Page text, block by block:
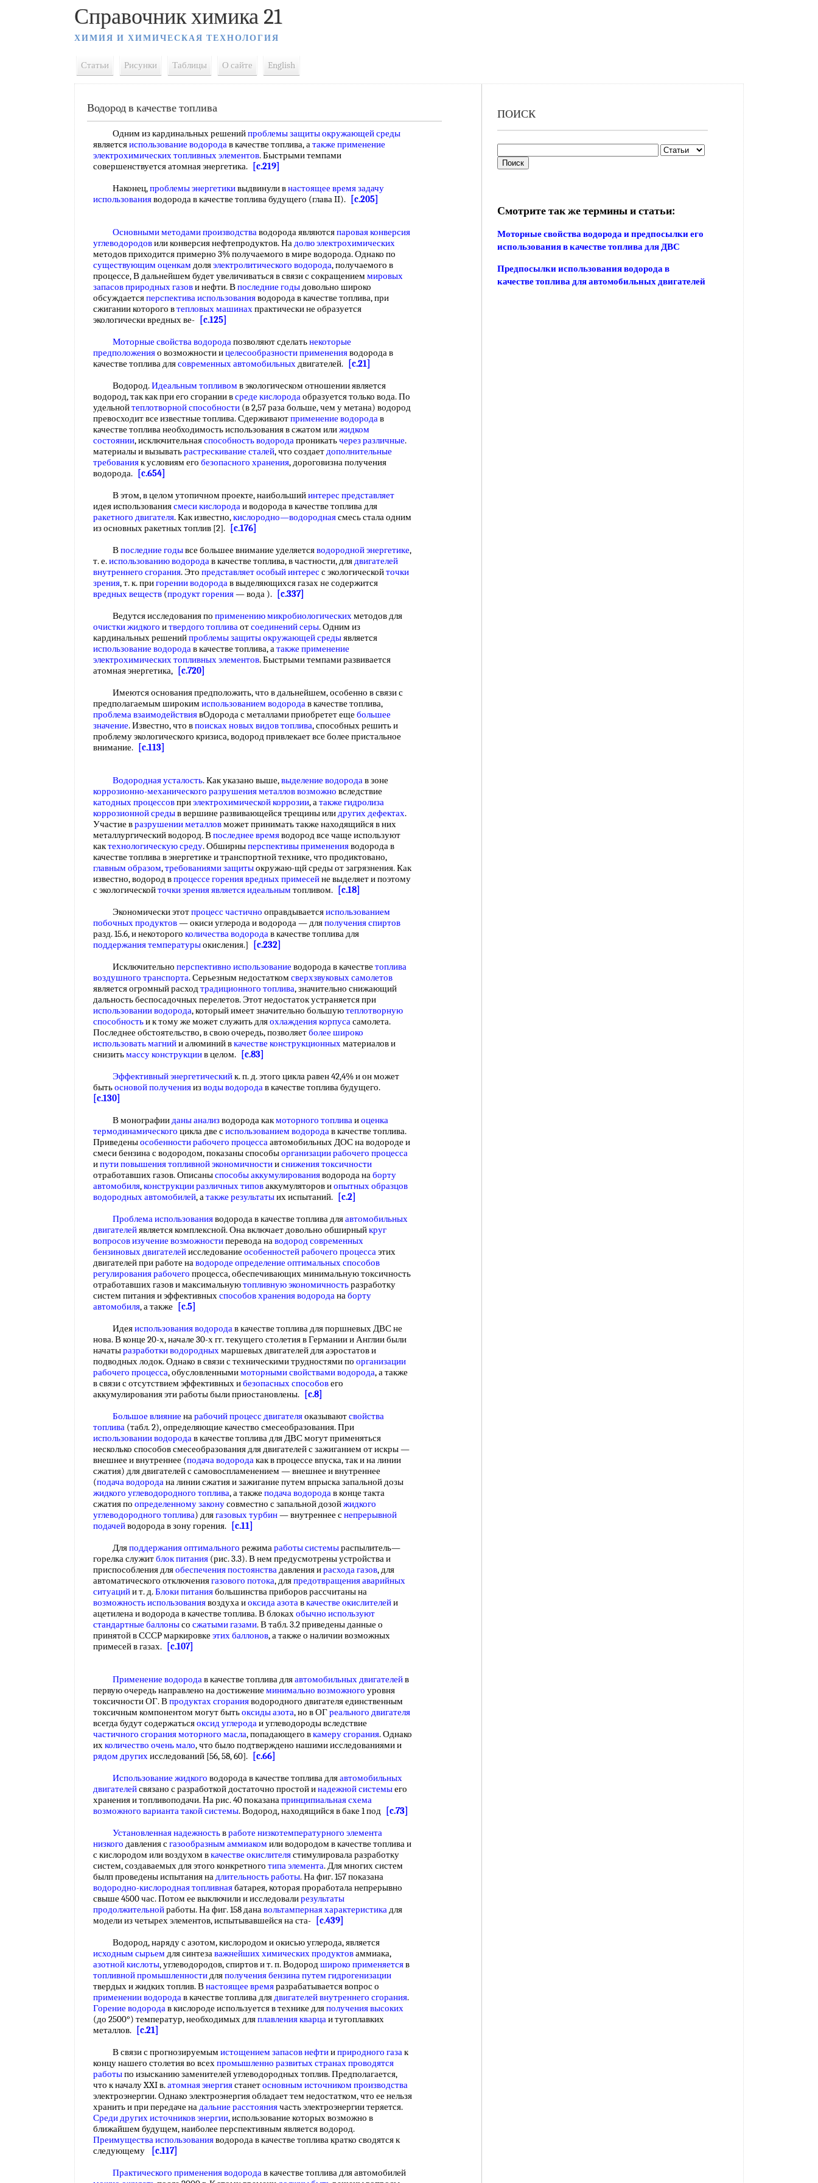
Справочник химика 21
ХИМИЯ И ХИМИЧЕСКАЯ ТЕХНОЛОГИЯ
Статьи Рисунки Таблицы О сайте English
Водород в качестве топлива
Одним из кардинальных решенийпроблемы защиты окружающей среды
являетсяиспользование водородав качестве топлива, атакже применение
электрохимических топливных элементов. Быстрыми темпами
совершенствуется атомная энергетика.
[c.219]
Наконец,проблемы энергетикивыдвинули внастоящее времязадачу
использованияводорода в качестве топлива будущего (глава II). [c.205]
Основными методами производстваводорода являютсяпаровая конверсия
углеводородовили конверсия нефтепродуктов. Надолю электрохимических
методов приходится примерно 3% получаемого в мире водорода. Однако по
существующим оценкам доляэлектролитического водорода, получаемого в
процессе, В дальнейшем будет увеличиваться в связи с сокращением мировых
запасов природных газови нефти. Впоследние годыдовольно широко
обсуждаетсяперспектива использованияводорода в качестве топлива, при
сжигании которого втепловых машинахпрактически не образуется
экологически вредных ве-
[c.125]
Моторные свойства водородапозволяют сделатьнекоторые
предположенияо возможности ицелесообразности примененияводорода в
качестве топлива длясовременных автомобильныхдвигателей.
[c.21]
Водород.Идеальным топливом в экологическом отношении является
водород, так как при его сгорании всреде кислородаобразуется только вода. По
удельнойтеплотворной способности (в 2,57 раза больше, чем у метана) водород
превосходит все известные топлива. Сдерживаютприменение водородав
качестве топлива необходимость использования в сжатом илижидком
состоянии, исключительнаяспособность водородапроникатьчерез различные.
материалы и вызыватьрастрескивание сталей, что создаетдополнительные
требованияк условиям его безопасного хранения, дороговизна получения
водорода.
[c.654]
В этом, в целом утопичном проекте, наибольшийинтерес представляет
идея использованиясмеси кислородаи водорода в качестве топлива для
ракетного двигателя. Как известно,кислородно—водороднаясмесь стала одним
из основных ракетных топлив [2].
[c.176]
Впоследние годывсе большее внимание уделяетсяводородной энергетике,
т. е.использованию водородав качестве топлива, в частности, длядвигателей
внутреннего сгорания. Это представляет особый интересс экологическойточки
зрения, т. к. пригорении водородав выделяющихся газах не содержится
вредных веществ (продукт горения— вода ).
[c.337]
Ведутся исследования по применению микробиологическихметодов для
очистки жидкого итвердого топливаотсоединений серы. Одним из
кардинальных решенийпроблемы защиты окружающей средыявляется
использование водородав качестве топлива, атакже применение
электрохимических топливных элементов. Быстрыми темпами развивается
атомная энергетика,
[c.720]
Имеются основания предположить, что в дальнейшем, особенно в связи с
предполагаемым широким использованием водородав качестве топлива,
проблема взаимодействиявОдорода с металлами приобретет еще большее
значение. Известно, что впоисках новыхвидов топлива, способных решить и
проблему экологического кризиса, водород привлекает все более пристальное
внимание.
[c.113]
Водородная усталость. Как указано выше,выделение водородав зоне
коррозионно-механического разрушенияметаллов возможно вследствие
катодных процессовприэлектрохимической коррозии, атакже гидролиза
коррозионной средыв вершине развивающейся трещины илидругих дефектах.
Участие вразрушении металловможет принимать также находящийся в них
металлургический водород. Впоследнее времяводород все чаще используют
кактехнологическую среду. Обширныперспективы примененияводорода в
качестве топлива в энергетике и транспортной технике, что продиктовано,
главным образом,требованиями защитыокружаю-щй среды от загрязнения. Как
известно, водород впроцессе горениявредных примесейне выделяет и поэтому
с экологическойточки зренияявляется идеальным топливом.
[c.18]
Экономически этотпроцесс частично оправдываетсяиспользованием
побочных продуктов— окиси углерода и водорода — дляполучения спиртов
разд. 15.6, и некоторого количества водородав качестве топлива для
поддержания температурыокисления.]
[c.232]
Исключительно перспективно использование водорода в качестве топлива
воздушного транспорта. Серьезным недостатком сверхзвуковых самолетов
является огромный расходтрадиционного топлива, значительно снижающий
дальность беспосадочных перелетов. Этот недостаток устраняется при
использовании водорода, который имеет значительно большуютеплотворную
способностьи к тому же может служить дляохлаждения корпусасамолета.
Последнее обстоятельство, в свою очередь, позволяетболее широко
использовать магнийи алюминий вкачестве конструкционныхматериалов и
снизитьмассу конструкциив целом.
[c.83]
Эффективный энергетическийк. п. д. этого цикла равен 42,4% и он может
бытьосновой полученияизводы водородав качестве топлива будущего.
[c.130]
В монографииданы анализводорода какмоторного топливаиоценка
термодинамического цикла две сиспользованием водородав качестве топлива.
Приведеныособенности рабочего процессаавтомобильных ДОС на водороде и
смеси бензина с водородом, показаны способыорганизации рабочего процесса
ипути повышениятопливной экономичностииснижения токсичности
отработавших газов. Описаныспособы аккумулированияводорода наборту
автомобиля,конструкции различных типоваккумуляторов иопытных образцов
водородных автомобилей, атакже результатыих испытаний.
[c.2]
Проблема использованияводорода в качестве топлива дляавтомобильных
двигателейявляется комплексной. Она включает довольно обширныйкруг
вопросовизучение возможностиперевода наводород современных
бензиновых двигателейисследование особенностей рабочего процессаэтих
двигателей при работе наводороде определение оптимальных способов
регулирования рабочего процесса, обеспечивающих минимальную токсичность
отработавших газов и максимальнуютопливную экономичностьразработку
систем питания и эффективныхспособов хранения водороданаборту
автомобиля, а также
[c.5]
Идеяиспользования водородав качестве топлива для поршневых ДВС не
нова. В конце 20-х, начале 30-х гг. текущего столетия в Германии и Англии были
начатыразработки водородныхмаршевых двигателей для аэростатов и
подводных лодок. Однако в связи с техническими трудностями по организации
рабочего процесса, обусловленнымимоторными свойствами водорода, а также
в связи с отсутствием эффективных ибезопасных способовего
аккумулирования эти работы были приостановлены.
[c.8]
Большое влияние нарабочий процесс двигателяоказываютсвойства
топлива (табл. 2), определяющие качество смесеобразования. При
использовании водородав качестве топлива для ДВС могут применяться
несколько способов смесеобразования для двигателей с зажиганием от искры —
внешнее и внутреннее (подача водородакак в процессе впуска, так и на линии
сжатия) для двигателей с самовоспламенением — внешнее и внутреннее
(подача водородана линии сжатия и зажигание путем впрыска запальной дозы
жидкого углеводородного топлива, а также подача водородав конце такта
сжатия по определенному законусовместно с запальной дозойжидкого
углеводородного топлива) длягазовых турбин— внутреннее снепрерывной
подачейводорода в зону горения.
[c.11]
Дляподдержания оптимального режимаработы системыраспылитель—
горелка служитблок питания (рис. 3.3). В нем предусмотрены устройства и
приспособления дляобеспечения постоянствадавления ирасхода газов, для
автоматического отключениягазового потока, дляпредотвращения аварийных
ситуацийи т. д.Блоки питаниябольшинства приборов рассчитаны на
возможность использованиявоздуха иоксида азотавкачестве окислителейи
ацетилена и водорода в качестве топлива. В блокахобычно используют
стандартные баллонысо сжатыми газами. В табл. 3.2 приведены данные о
принятой в СССР маркировке этих баллонов, а также о наличии возможных
примесей в газах.
[c.107]
Применение водородав качестве топлива дляавтомобильных двигателейв
первую очередь направлено на достижение минимально возможного уровня
токсичности ОГ. Впродуктах сгоранияводородного двигателя единственным
токсичным компонентом могут бытьоксиды азота, но в ОГреального двигателя
всегда будут содержатьсяоксид углеродаи углеводороды вследствие
частичного сгораниямоторного масла, попадающего вкамеру сгорания. Однако
ихколичество очень мало, что было подтверждено нашими исследованиями и
рядом другихисследований [56, 58, 60].
[c.66]
Использование жидкого водорода в качестве топлива дляавтомобильных
двигателейсвязано с разработкой достаточно простой инадежной системыего
хранения и топливоподачи. На рис. 40 показанапринципиальная схема
возможного вариантатакой системы. Водород, находящийся в баке 1 под
[c.73]
Установленная надежностьвработе низкотемпературного элемента
низкого давления сгазообразным аммиаком или водородом в качестве топлива и
с кислородом или воздухом вкачестве окислителястимулировала разработку
систем, создаваемых для этого конкретного типа элемента. Для многих систем
былп проведены испытания надлительность работы. На фиг. 157 показана
водородно-кислородная топливнаябатарея, которая проработала непрерывно
свыше 4500 час. Потом ее выключили и исследовалирезультаты
продолжительнойработы. На фиг. 158 данавольтамперная характеристикадля
модели из четырех элементов, испытывавшейся на ста-
[c.439]
Водород, наряду с азотом, кислородом и окисью углерода, является
исходным сырьем для синтезаважнейших химических продуктоваммиака,
азотной кислоты, углеводородов, спиртов и т. п. Водородшироко применяетсяв
топливной промышленностидляполучения бензинапутем гидрогенизации
твердых и жидких топлив. Внастоящее времяразрабатывается вопрос о
применении водородав качестве топлива длядвигателей внутреннего сгорания.
Горение водородав кислороде используется в технике дляполучения высоких
(до 2500°) температур, необходимых дляплавления кварцаи тугоплавких
металлов.
[c.21]
В связи с прогнозируемым истощением запасов нефтииприродного газак
концу нашего столетия во всехпромышленно развитых странахпроводятся
работыпо изысканию заменителей углеводородных топлив. Предполагается,
что к началу XXI в.атомная энергиястанетосновным источником производства
электроэнергии. Однако электроэнергия обладает тем недостатком, что ее нельзя
хранить и при передаче надальние расстояниячасть электроэнергии теряется.
Среди другихисточников энергии, использование которых возможно в
ближайшем будущем, наиболее перспективным является водород.
Преимущества использованияводорода в качестве топлива кратко сводятся к
следующему
[c.117]
Практического применения водородав качестве топлива для автомобилей
ПОИСК
Смотрите так же термины и статьи:
Моторные свойства водорода и предпосылки его
использования в качестве топлива для ДВС
Предпосылки использования водорода в
качестве топлива для автомобильных двигателей